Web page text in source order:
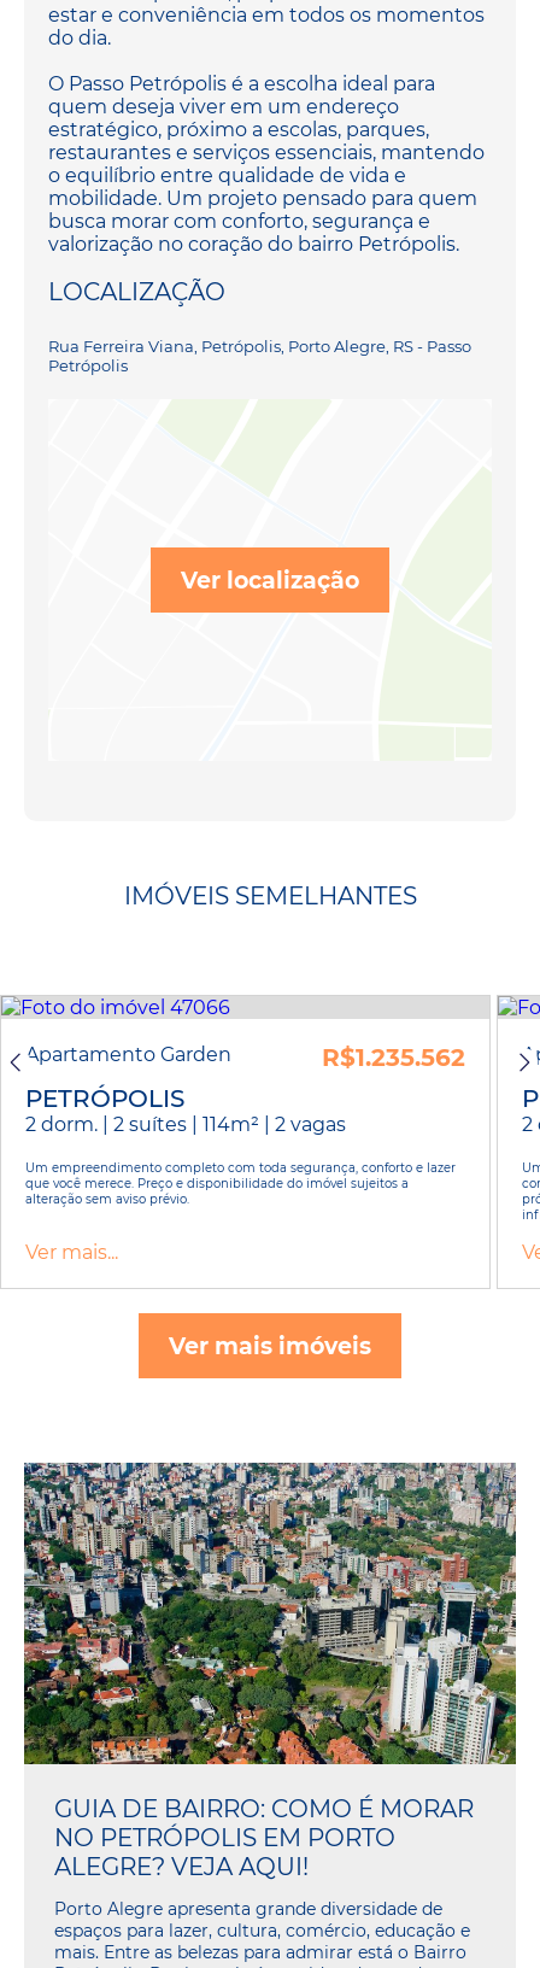
estar e conveniência em todos os momentos
do dia.
O Passo Petrópolis é a escolha ideal para
quem deseja viver em um endereço
estratégico, próximo a escolas, parques,
restaurantes e serviços essenciais, mantendo
o equilíbrio entre qualidade de vida e
mobilidade. Um projeto pensado para quem
busca morar com conforto, segurança e
valorização no coração do bairro Petrópolis.
LOCALIZAÇÃO
Rua Ferreira Viana, Petrópolis, Porto Alegre, RS - Passo
Petrópolis
Ver localização
IMÓVEIS SEMELHANTES
Apartamento Garden
R$1.235.562
PETRÓPOLIS
2 dorm. | 2 suítes | 114m² | 2 vagas
Um empreendimento completo com toda segurança, conforto e lazer
que você merece. Preço e disponibilidade do imóvel sujeitos a
alteração sem aviso prévio.
Ver mais...
2
Ver mais imóveis
GUIA DE BAIRRO: COMO É MORAR
NO PETRÓPOLIS EM PORTO
ALEGRE? VEJA AQUI!
Porto Alegre apresenta grande diversidade de
espaços para lazer, cultura, comércio, educação e
mais. Entre as belezas para admirar está o Bairro